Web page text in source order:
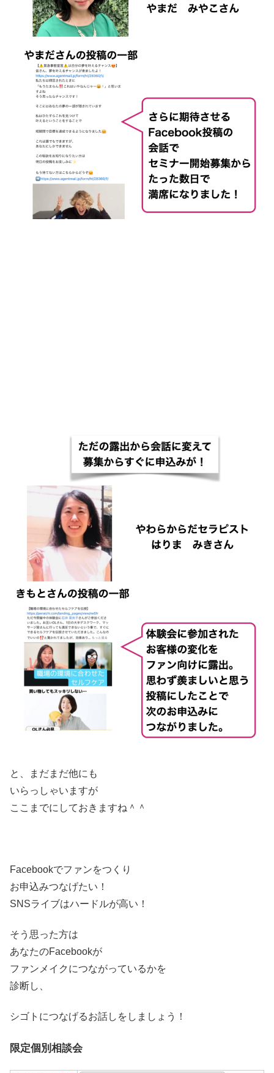
と、まだまだ他にも
いらっしゃいますが
ここまでにしておきますね＾＾
Facebookでファンをつくり
お申込みつなげたい！
SNSライブはハードルが高い！
そう思った方は
あなたのFacebookが
ファンメイクにつながっているかを
診断し、
シゴトにつなげるお話しをしましょう！
限定個別相談会